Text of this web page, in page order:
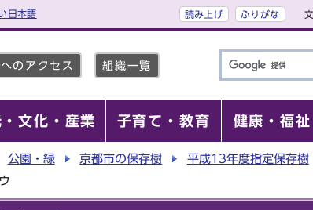
日本語 読み上げ ふりがな
のアクセス 組織一覧
文化・産業 子育て・教育 健康・福祉
公園・緑 京都市の保存樹
平成13年度指定保存樹